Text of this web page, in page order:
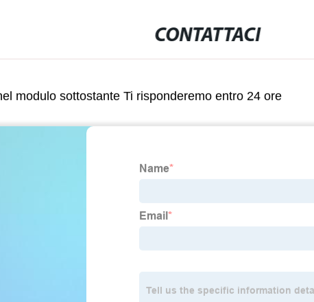
CONTATTACI
modulo sottostante Ti risponderemo entro 24 ore